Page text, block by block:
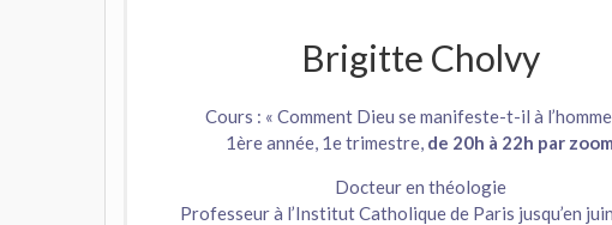
Brigitte Cholvy
Cours : « Comment Dieu se manifeste-t-il à l’homme
1ère année, 1e trimestre, de 20h à 22h par zoom
Docteur en théologie
Professeur à l’Institut Catholique de Paris jusqu’en